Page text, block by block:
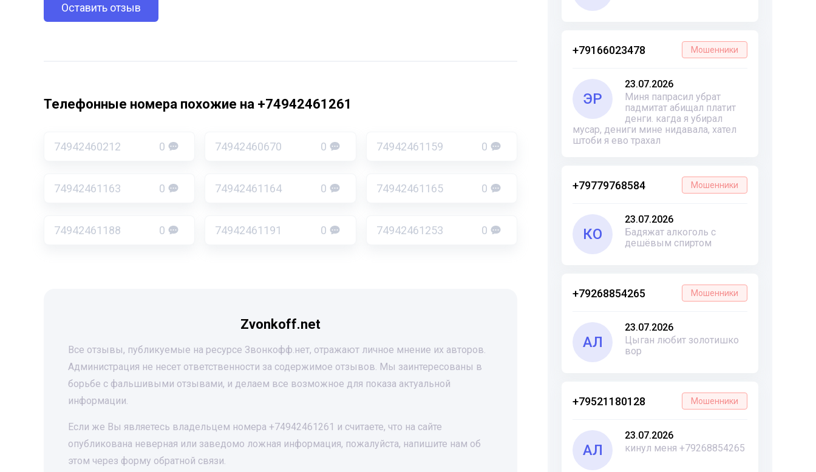
+79166023478 Мошенники
ЭР
23.07.2026
Миня папрасил убрат
падмитат абищал платит
денги. кагда я убирал
мусар, дениги мине нидавала, хател
штоби я ево трахал
+79779768584 Мошенники
КО
23.07.2026
Бадяжат алкоголь с
дешёвым спиртом
+79268854265 Мошенники
АЛ
23.07.2026
Цыган любит золотишко
вор
+79521180128 Мошенники
АЛ
23.07.2026
кинул меня +79268854265
Оставить отзыв
Телефонные номера похожие на +74942461261
74942460212 0 74942460670 0 74942461159 0
74942461163 0 74942461164 0 74942461165 0
74942461188 0 74942461191 0 74942461253 0
Zvonkoff.net
Все отзывы, публикуемые на ресурсе Звонкофф.нет, отражают личное мнение их авторов.
Администрация не несет ответственности за содержимое отзывов. Мы заинтересованы в
борьбе с фальшивыми отзывами, и делаем все возможное для показа актуальной
информации.
Если же Вы являетесь владельцем номера +74942461261 и считаете, что на сайте
опубликована неверная или заведомо ложная информация, пожалуйста, напишите нам об
этом через форму обратной связи.